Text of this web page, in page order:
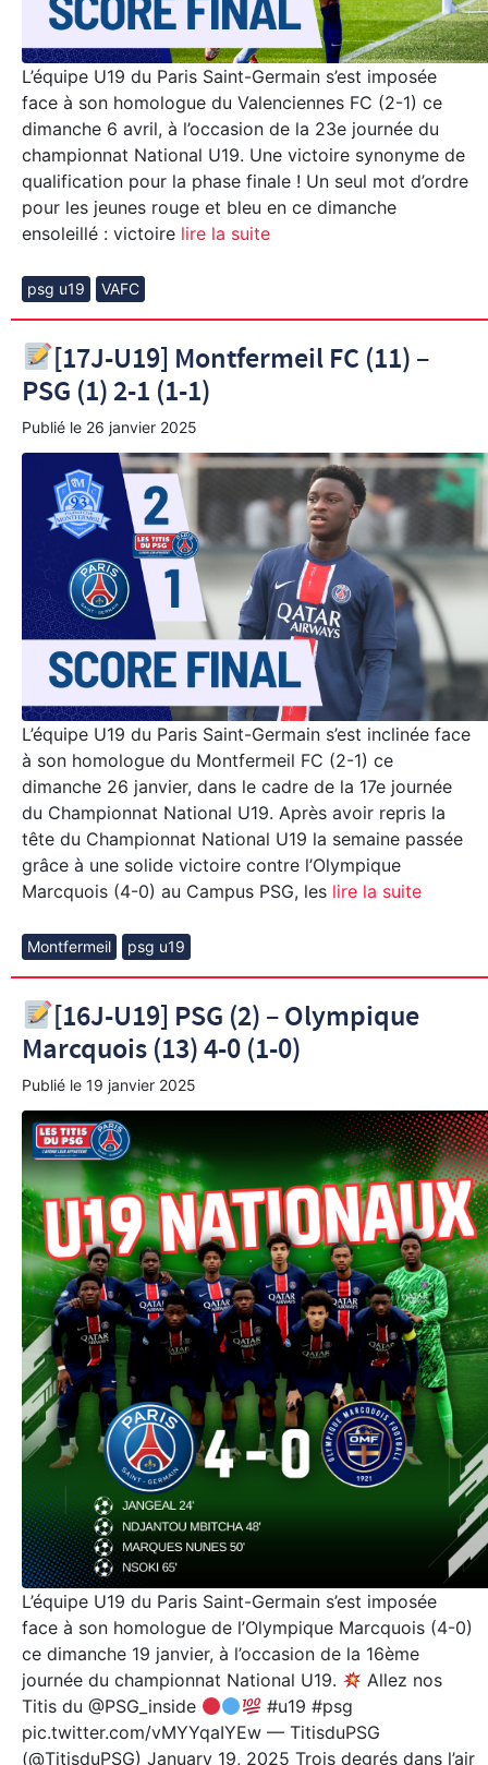
L’équipe U19 du Paris Saint-Germain s’est imposée
face à son homologue du Valenciennes FC (2-1) ce
dimanche 6 avril, à l’occasion de la 23e journée du
championnat National U19. Une victoire synonyme de
qualification pour la phase finale ! Un seul mot d’ordre
pour les jeunes rouge et bleu en ce dimanche
ensoleillé : victoire lire la suite
psg u19 VAFC
[17J-U19] Montfermeil FC (11) –
PSG (1) 2-1 (1-1)
Publié le 26 janvier 2025
L’équipe U19 du Paris Saint-Germain s’est inclinée face
à son homologue du Montfermeil FC (2-1) ce
dimanche 26 janvier, dans le cadre de la 17e journée
du Championnat National U19. Après avoir repris la
tête du Championnat National U19 la semaine passée
grâce à une solide victoire contre l’Olympique
Marcquois (4-0) au Campus PSG, les lire la suite
Montfermeil psg u19
[16J-U19] PSG (2) – Olympique
Marcquois (13) 4-0 (1-0)
Publié le 19 janvier 2025
L’équipe U19 du Paris Saint-Germain s’est imposée
face à son homologue de l’Olympique Marcquois (4-0)
ce dimanche 19 janvier, à l’occasion de la 16ème
journée du championnat National U19.
Allez nos
Titis du @PSG_inside
#u19 #psg
pic.twitter.com/vMYYqaIYEw — TitisduPSG
(@TitisduPSG) January 19, 2025 Trois degrés dans l’air